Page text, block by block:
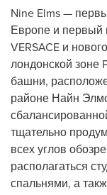
Nine Elms —
Европе и первый
VERSACE и
лондонской зоне
башни,
районе Найн
тщательно
всех углов
располагаться
спальнями, а